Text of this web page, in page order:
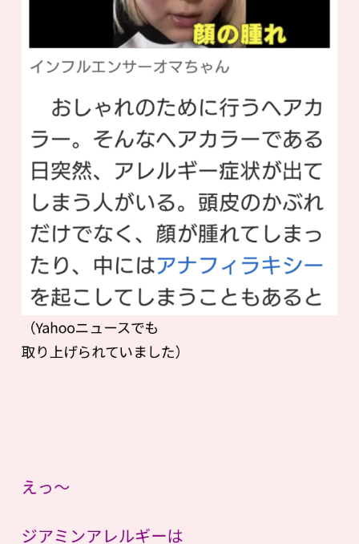
（Yahooニュースでも
取り上げられていました）
えっ〜
ジアミンアレルギーは